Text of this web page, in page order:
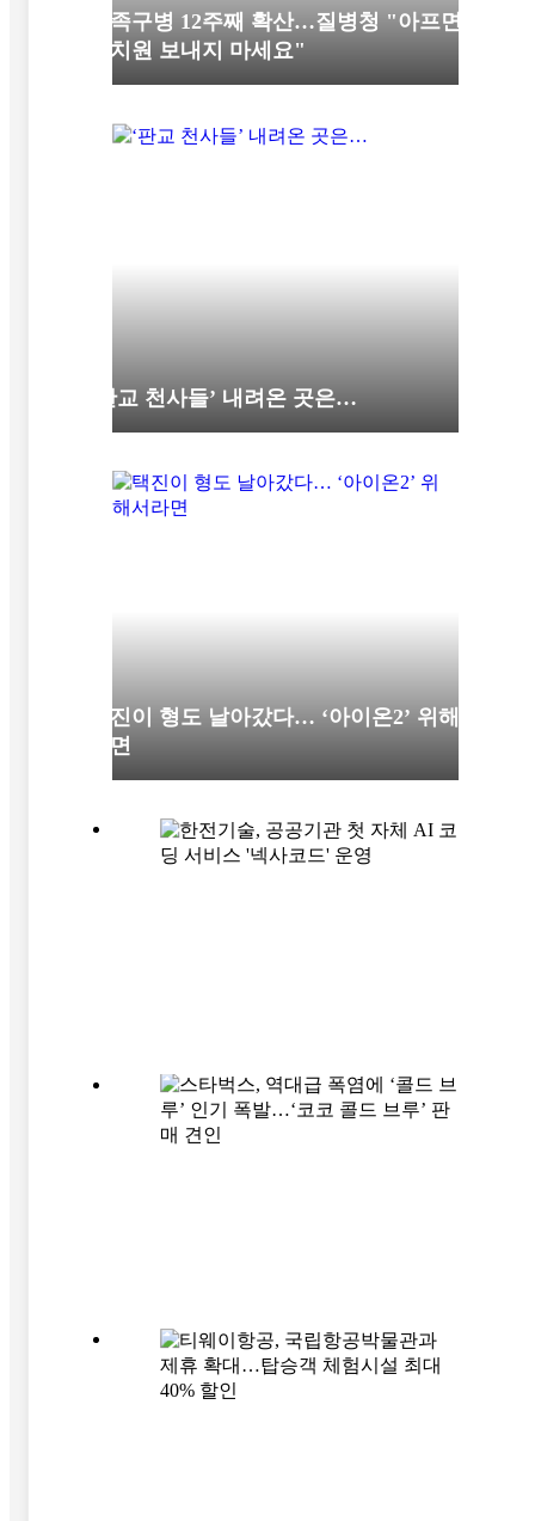
수족구병 12주째 확산…질병청 "아프면
유치원 보내지 마세요"
‘판교 천사들’ 내려온 곳은…
택진이 형도 날아갔다… ‘아이온2’ 위해서
라면